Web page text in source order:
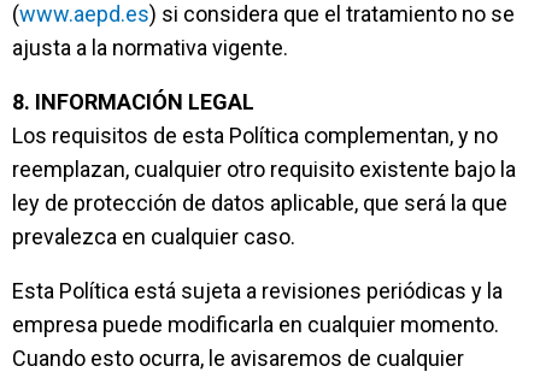
(www.aepd.es) si considera que el tratamiento no se
ajusta a la normativa vigente.
8. INFORMACIÓN LEGAL
Los requisitos de esta Política complementan, y no
reemplazan, cualquier otro requisito existente bajo la
ley de protección de datos aplicable, que será la que
prevalezca en cualquier caso.
Esta Política está sujeta a revisiones periódicas y la
empresa puede modificarla en cualquier momento.
Cuando esto ocurra, le avisaremos de cualquier